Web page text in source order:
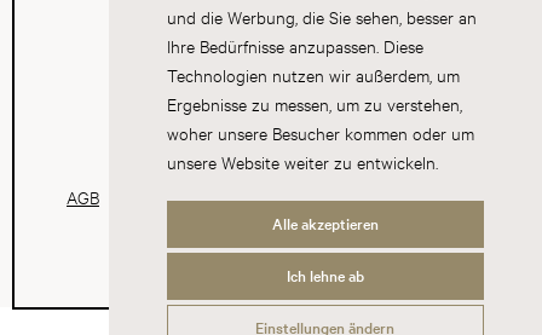
und die Werbung, die Sie sehen, besser an
Ihre Bedürfnisse anzupassen. Diese
Technologien nutzen wir außerdem, um
Ergebnisse zu messen, um zu verstehen,
woher unsere Besucher kommen oder um
unsere Website weiter zu entwickeln.
Alle akzeptieren
Ich lehne ab
Einstellungen ändern
AGB Datenschutz Impressum Cookies